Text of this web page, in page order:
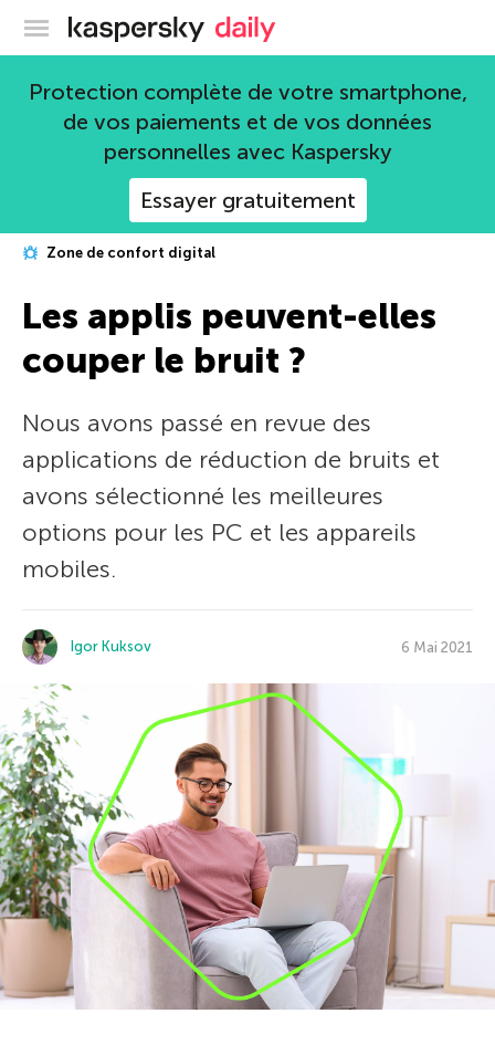
Blog officiel de Kaspersky
Protection complète de votre smartphone,
de vos paiements et de vos données
personnelles avec Kaspersky
Essayer gratuitement
Zone de confort digital
Les applis peuvent-elles
couper le bruit ?
Nous avons passé en revue des
applications de réduction de bruits et
avons sélectionné les meilleures
options pour les PC et les appareils
mobiles.
Igor Kuksov 6 Mai 2021